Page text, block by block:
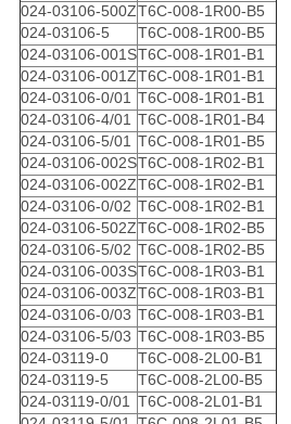
024-03106-500ZT6C-008-1R00-B5
024-03106-5
T6C-008-1R00-B5
024-03106-001ST6C-008-1R01-B1
024-03106-001ZT6C-008-1R01-B1
024-03106-0/01 T6C-008-1R01-B1
024-03106-4/01 T6C-008-1R01-B4
024-03106-5/01 T6C-008-1R01-B5
024-03106-002ST6C-008-1R02-B1
024-03106-002ZT6C-008-1R02-B1
024-03106-0/02 T6C-008-1R02-B1
024-03106-502ZT6C-008-1R02-B5
024-03106-5/02 T6C-008-1R02-B5
024-03106-003ST6C-008-1R03-B1
024-03106-003ZT6C-008-1R03-B1
024-03106-0/03 T6C-008-1R03-B1
024-03106-5/03 T6C-008-1R03-B5
024-03119-0
T6C-008-2L00-B1
024-03119-5
T6C-008-2L00-B5
024-03119-0/01
T6C-008-2L01-B1